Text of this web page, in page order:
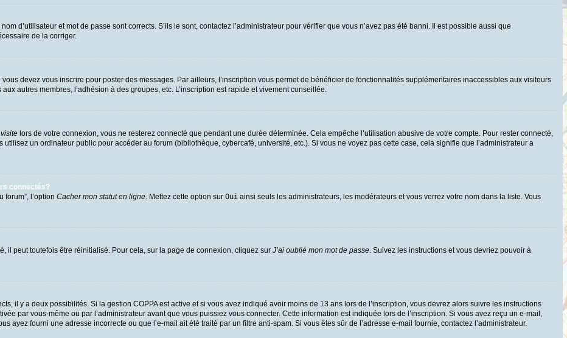
d’utilisateur et mot de passe sont corrects. S’ils le sont, contactez l’administrateur pour vérifier que vous n’avez pas été banni. Il est possible aussi que
de la corriger.
devez vous inscrire pour poster des messages. Par ailleurs, l’inscription vous permet de bénéficier de fonctionnalités supplémentaires inaccessibles aux visiteurs
autres membres, l’adhésion à des groupes, etc. L’inscription est rapide et vivement conseillée.
lors de votre connexion, vous ne resterez connecté que pendant une durée déterminée. Cela empêche l’utilisation abusive de votre compte. Pour rester connecté,
un ordinateur public pour accéder au forum (bibliothèque, cybercafé, université, etc.). Si vous ne voyez pas cette case, cela signifie que l’administrateur a
connectés?
forum”, l’option Cacher mon statut en ligne . Mettez cette option sur Oui ainsi seuls les administrateurs, les modérateurs et vous verrez votre nom dans la liste. Vous
il peut toutefois être réinitialisé. Pour cela, sur la page de connexion, cliquez sur J’ai oublié mon mot de passe . Suivez les instructions et vous devriez pouvoir à
il y a deux possibilités. Si la gestion COPPA est active et si vous avez indiqué avoir moins de 13 ans lors de l’inscription, vous devrez alors suivre les instructions
par vous-même ou par l’administrateur avant que vous puissiez vous connecter. Cette information est indiquée lors de l’inscription. Si vous avez reçu un e-mail,
ayez fourni une adresse incorrecte ou que l’e-mail ait été traité par un filtre anti-spam. Si vous êtes sûr de l’adresse e-mail fournie, contactez l’administrateur.